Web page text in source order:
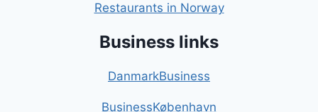
Restaurants in Norway
Business links
DanmarkBusiness
BusinessKøbenhavn